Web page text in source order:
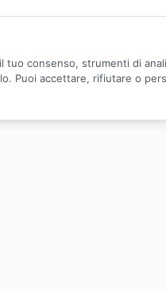
consenso, strumenti di
Puoi accettare, rifiutare o